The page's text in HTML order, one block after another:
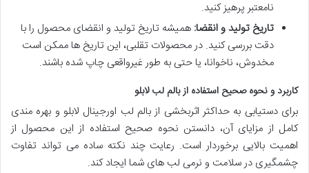
نامعتبر پرهیز کنید.
تاریخ تولید و انقضا: همیشه تاریخ تولید و انقضای محصول را با
دقت بررسی کنید. در محصولات تقلبی، این تاریخ ها ممکن است
مخدوش، ناخوانا، یا حتی به طور غیرواقعی چاپ شده باشند.
کاربرد و نحوه صحیح استفاده از بالم لب لابلو
برای دستیابی به حداکثر اثربخشی از بالم لب اورجینال لابلو و بهره مندی
کامل از مزایای آن، دانستن نحوه صحیح استفاده از این محصول از
اهمیت بالایی برخوردار است. رعایت چند نکته ساده می تواند تفاوت
چشمگیری در سلامت و نرمی لب های شما ایجاد کند.